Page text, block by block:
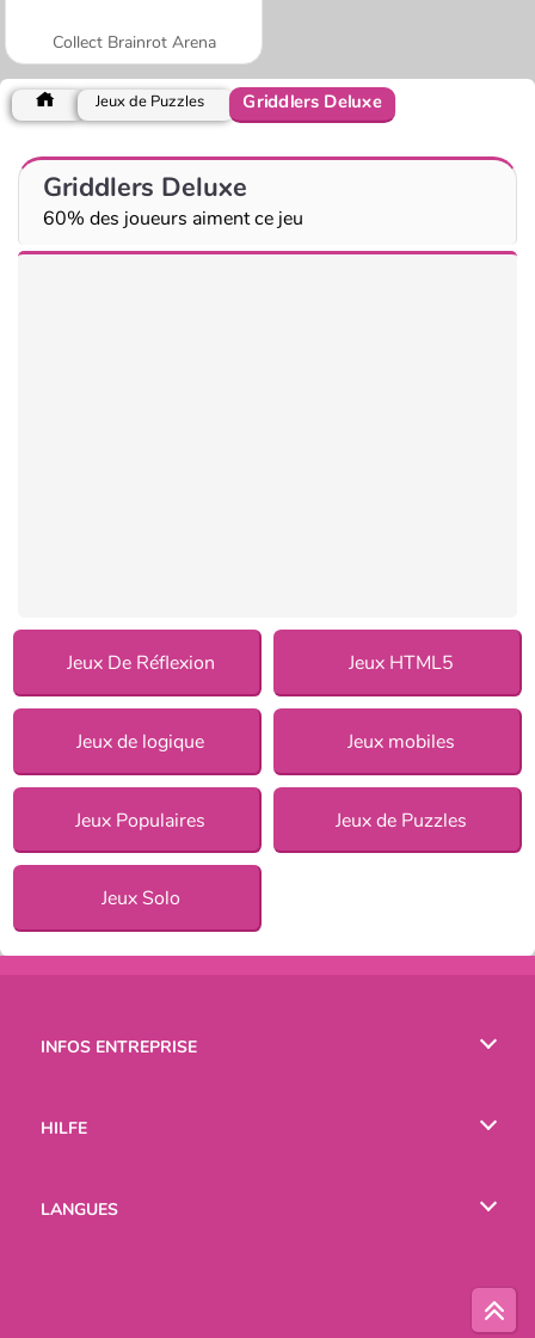
Collect Brainrot Arena
Jeux de Puzzles Griddlers Deluxe
Griddlers Deluxe
60% des joueurs aiment ce jeu
Jeux De Réflexion Jeux HTML5
Jeux de logique Jeux mobiles
Jeux Populaires Jeux de Puzzles
Jeux Solo
INFOS ENTREPRISE
HILFE
LANGUES